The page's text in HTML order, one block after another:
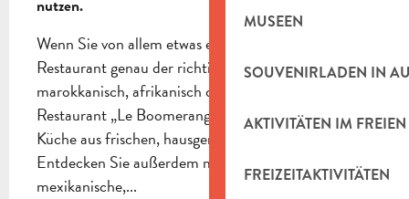
MUSEEN
SOUVENIRLADEN IN
AKTIVITÄTEN IM FREIEN
FREIZEITAKTIVITÄTEN
nutzen.
Wenn Sie von allem etwas essen möchten, ist dieses
Restaurant genau der richtige Ort… Asiatisch,
marokkanisch, afrikanisch oder französisch – das
Restaurant „Le Boomerang“ bietet internationale
Küche aus frischen, hausgemachten Produkten.
Entdecken Sie außerdem mediterrane,
mexikanische,...